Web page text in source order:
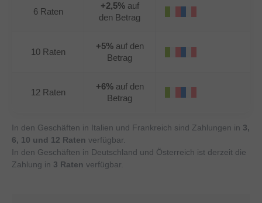
6 Raten
+2,5%auf
den Betrag
10 Raten
+5%auf den
Betrag
12 Raten
+6%auf den
Betrag
In den Geschäften in Italien und Frankreich sind Zahlungen in 3,
6, 10 und 12 Raten verfügbar.
In den Geschäften in Deutschland und Österreich ist derzeit die
Zahlung in 3 Raten verfügbar.